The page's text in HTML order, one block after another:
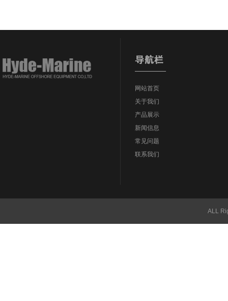
网站首页
关于我们
产品展示
新闻信息
常见问题
联系我们
ALL